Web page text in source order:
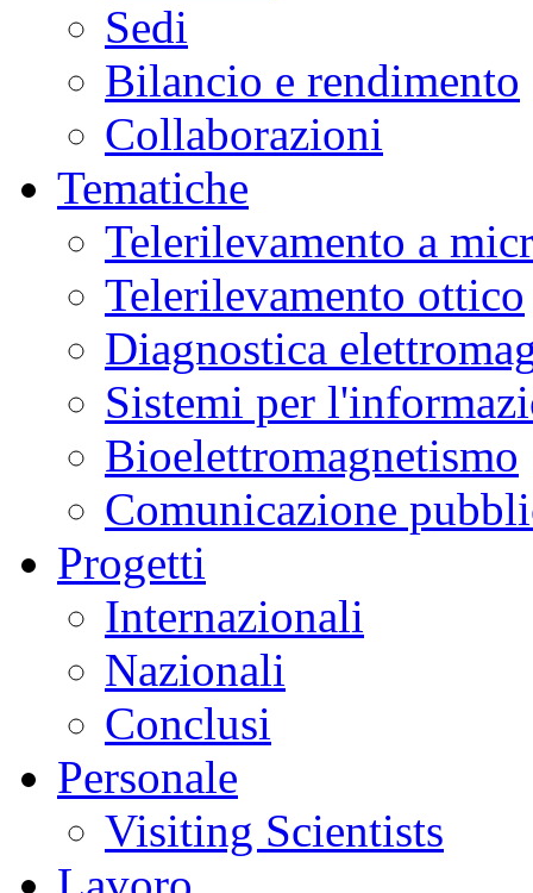
Sedi
Bilancio e rendimento
Collaborazioni
Tematiche
Telerilevamento a
Telerilevamento ottico
Diagnostica
Sistemi per
Bioelettromagnetismo
Comunicazione
Progetti
Internazionali
Nazionali
Conclusi
Personale
Visiting Scientists